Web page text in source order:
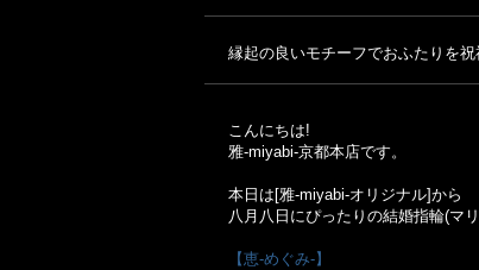
縁起の良いモチーフでおふたりを
こんにちは!
雅-miyabi-京都本店です。
本日は[雅-miyabi-オリジナル]から
八月八日にぴったりの結婚指輪(マ
【恵-めぐみ-】